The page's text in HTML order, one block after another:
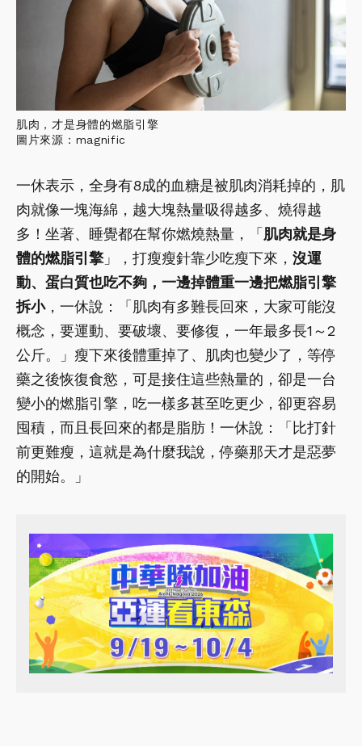
肌肉，才是身體的燃脂引擎
圖片來源：magnific
一休表示，全身有8成的血糖是被肌肉消耗掉的，肌
肉就像一塊海綿，越大塊熱量吸得越多、燒得越
多！坐著、睡覺都在幫你燃燒熱量，「 肌肉就是身
體的燃脂引擎」，打瘦瘦針靠少吃瘦下來， 沒運
動、蛋白質也吃不夠，一邊掉體重一邊把燃脂引擎
拆小，一休說：「肌肉有多難長回來，大家可能沒
概念，要運動、要破壞、要修復，一年最多長1～2
公斤。」瘦下來後體重掉了、肌肉也變少了，等停
藥之後恢復食慾，可是接住這些熱量的，卻是一台
變小的燃脂引擎，吃一樣多甚至吃更少，卻更容易
囤積，而且長回來的都是脂肪！一休說：「比打針
前更難瘦，這就是為什麼我說，停藥那天才是惡夢
的開始。」